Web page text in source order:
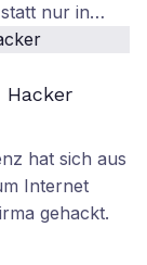
nur in…
hat sich aus
Internet
gehackt.